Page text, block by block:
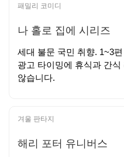
패밀리 코미디
나 홀로 집에 시리즈
세대 불문 국민 취향. 1~3
광고 타이밍에 휴식과 간
않습니다.
겨울 판타지
해리 포터 유니버스